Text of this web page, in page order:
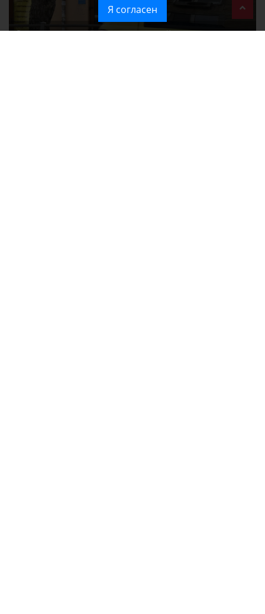
Ozon перестал принимать новые заказы в Крым
Я согласен